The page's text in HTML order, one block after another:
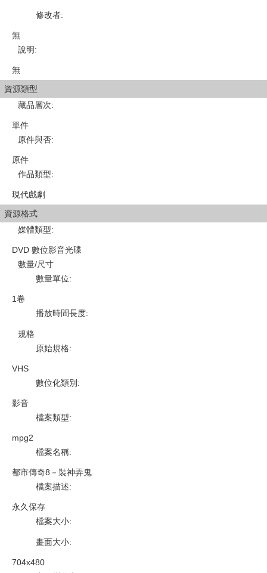
修改者:
無
說明:
無
資源類型
藏品層次:
單件
原件與否:
原件
作品類型:
現代戲劇
資源格式
媒體類型:
DVD 數位影音光碟
數量/尺寸
數量單位:
1卷
播放時間長度:
規格
原始規格:
VHS
數位化類別 :
影音
檔案類型:
mpg2
檔案名稱:
都市傳奇8－裝神弄鬼
檔案描述:
永久保存
檔案大小:
畫面大小:
704x480